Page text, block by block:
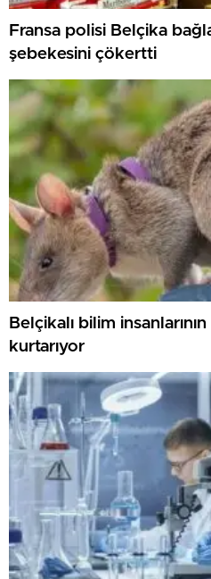
Fransa polisi Belçika
şebekesini çökertti
Belçikalı bilim
kurtarıyor